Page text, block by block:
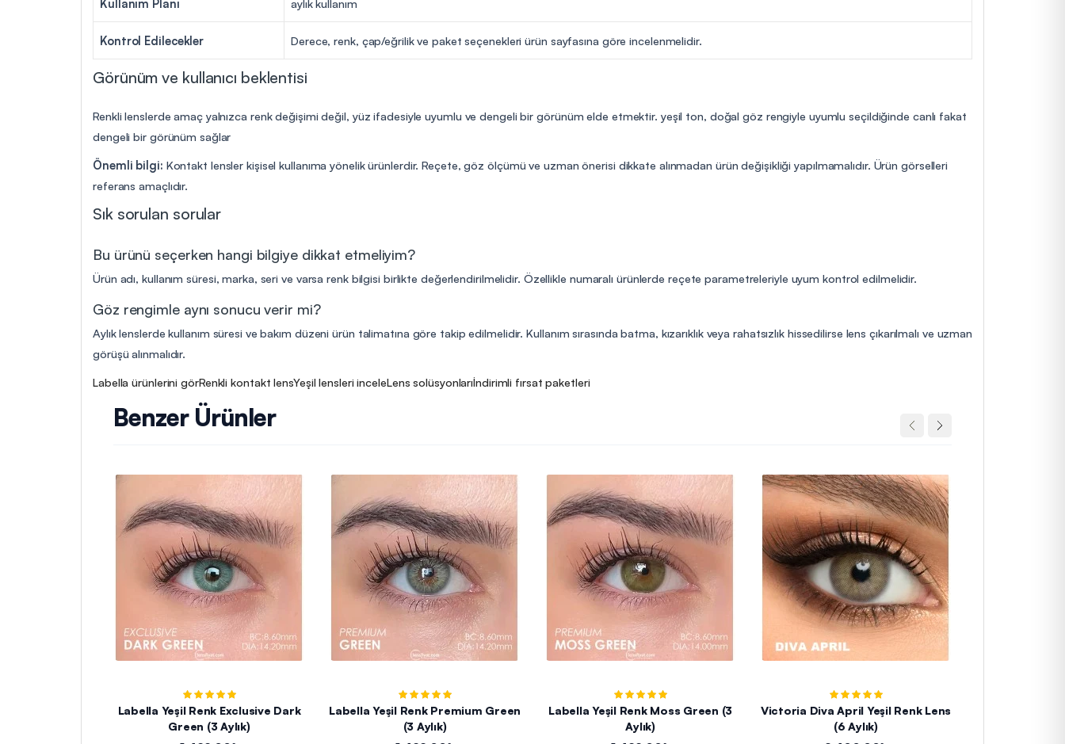
Kontrol Edilecekler Derece, renk, çap/eğrilik ve paket seçenekleri ürün sayfasına göre incelenmelidir.
Görünüm ve kullanıcı beklentisi
Renkli lenslerde amaç yalnızca renk değişimi değil, yüz ifadesiyle uyumlu ve dengeli bir görünüm elde etmektir. yeşil ton, doğal göz rengiyle uyumlu seçildiğinde canlı fakat
dengeli bir görünüm sağlar
Önemli bilgi: Kontakt lensler kişisel kullanıma yönelik ürünlerdir. Reçete, göz ölçümü ve uzman önerisi dikkate alınmadan ürün değişikliği yapılmamalıdır. Ürün görselleri
referans amaçlıdır.
Sık sorulan sorular
Bu ürünü seçerken hangi bilgiye dikkat etmeliyim?
Ürün adı, kullanım süresi, marka, seri ve varsa renk bilgisi birlikte değerlendirilmelidir. Özellikle numaralı ürünlerde reçete parametreleriyle uyum kontrol edilmelidir.
Göz rengimle aynı sonucu verir mi?
Aylık lenslerde kullanım süresi ve bakım düzeni ürün talimatına göre takip edilmelidir. Kullanım sırasında batma, kızarıklık veya rahatsızlık hissedilirse lens çıkarılmalı ve uzman
görüşü alınmalıdır.
Labella ürünlerini görRenkli kontakt lensYeşil lensleri inceleLens solüsyonlarıİndirimli fırsat paketleri
Benzer Ürünler
Labella Yeşil Renk Exclusive Dark
Green (3 Aylık)
Labella Yeşil Renk Premium Green
(3 Aylık)
Labella Yeşil Renk Moss Green (3
Aylık)
Victoria Diva April Yeşil Renk Lens
(6 Aylık)